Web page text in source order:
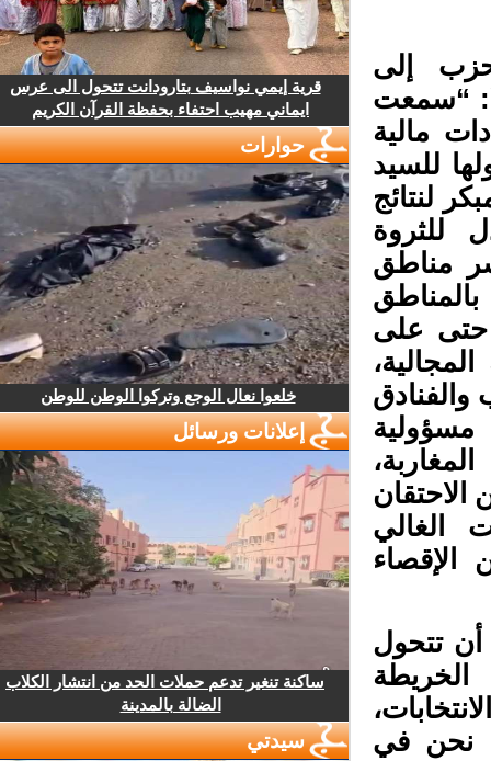
إلى
“سمعت
مالية
للسيد
لنتائج
للثروة
مناطق
حتى على
تتحول
نحن في
قرية إيمي نواسيف بتارودانت تتحول الى عرس
ايماني مهيب احتفاء بحفظة القرآن الكريم
حوارات
خلعوا نعال الوجع وتركوا الوطن للوطن
إعلانات ورسائل
ساكنة تنغير تدعم حملات الحد من انتشار الكلاب
الضالة بالمدينة
سيدتي